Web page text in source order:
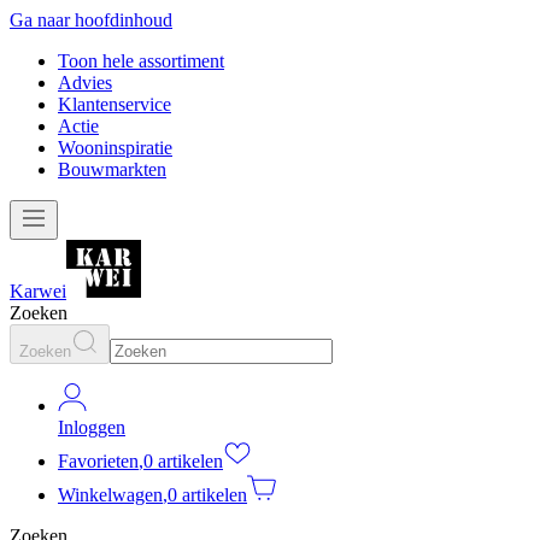
Ga naar hoofdinhoud
Toon hele assortiment
Advies
Klantenservice
Actie
Wooninspiratie
Bouwmarkten
Karwei
Zoeken
Zoeken
Inloggen
Favorieten,0 artikelen
Winkelwagen,0 artikelen
Zoeken